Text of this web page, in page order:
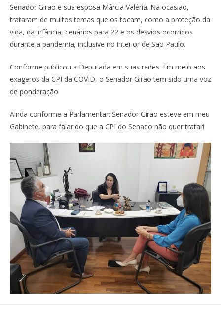
Senador Girão e sua esposa Márcia Valéria. Na ocasião,
trataram de muitos temas que os tocam, como a proteção da
vida, da infância, cenários para 22 e os desvios ocorridos
durante a pandemia, inclusive no interior de São Paulo.
Conforme publicou a Deputada em suas redes: Em meio aos
exageros da CPI da COVID, o Senador Girão tem sido uma voz
de ponderação.
Ainda conforme a Parlamentar: Senador Girão esteve em meu
Gabinete, para falar do que a CPI do Senado não quer tratar!